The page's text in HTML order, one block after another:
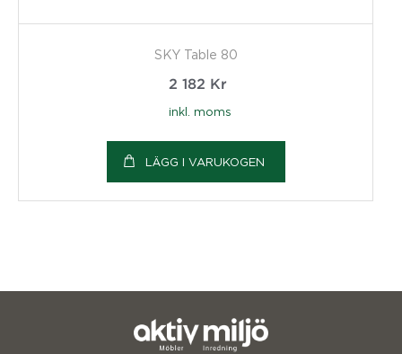
SKY Table 80
2 182 Kr
inkl. moms
LÄGG I VARUKOGEN